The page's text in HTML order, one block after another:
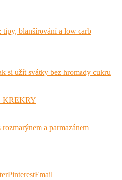
tipy, blanšírování a low carb
si užít svátky bez hromady cukru
KREKRY
a parmazánem
PinterestEmail